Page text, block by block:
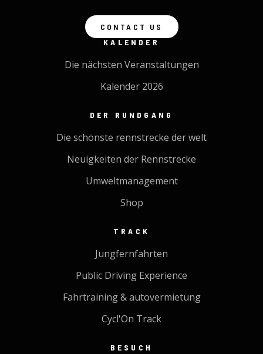
CONTACT US
KALENDER
Die nächsten Veranstaltungen
Kalender 2026
DER RUNDGANG
Die schönste rennstrecke der welt
Neuigkeiten der Rennstrecke
Umweltmanagement
Shop
TRACK
Jungfernfahrten
Public Driving Experience
Fahrtraining & autovermietung
Cycl'On Track
BESUCH